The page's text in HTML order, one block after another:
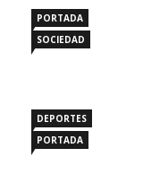
PORTADA
SOCIEDAD
DEPORTES
PORTADA